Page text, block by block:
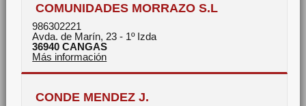
COMUNIDADES MORRAZO S.L
986302221
Avda. de Marín, 23 - 1º Izda
36940 CANGAS
Más información
CONDE MENDEZ J.